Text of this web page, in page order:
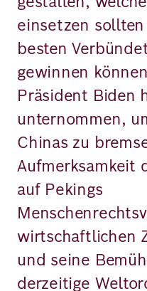
einsetzen
besten
gewinnen
Präsident Biden
unternommen,
Chinas zu
Aufmerksamkeit
auf Pekings
wirtschaftlichen
und seine
derzeitige